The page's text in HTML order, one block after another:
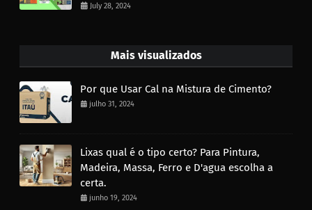
July 28, 2024
Mais visualizados
Por que Usar Cal na Mistura de Cimento?
julho 31, 2024
Lixas qual é o tipo certo? Para Pintura,
Madeira, Massa, Ferro e D'agua escolha a
certa.
junho 19, 2024